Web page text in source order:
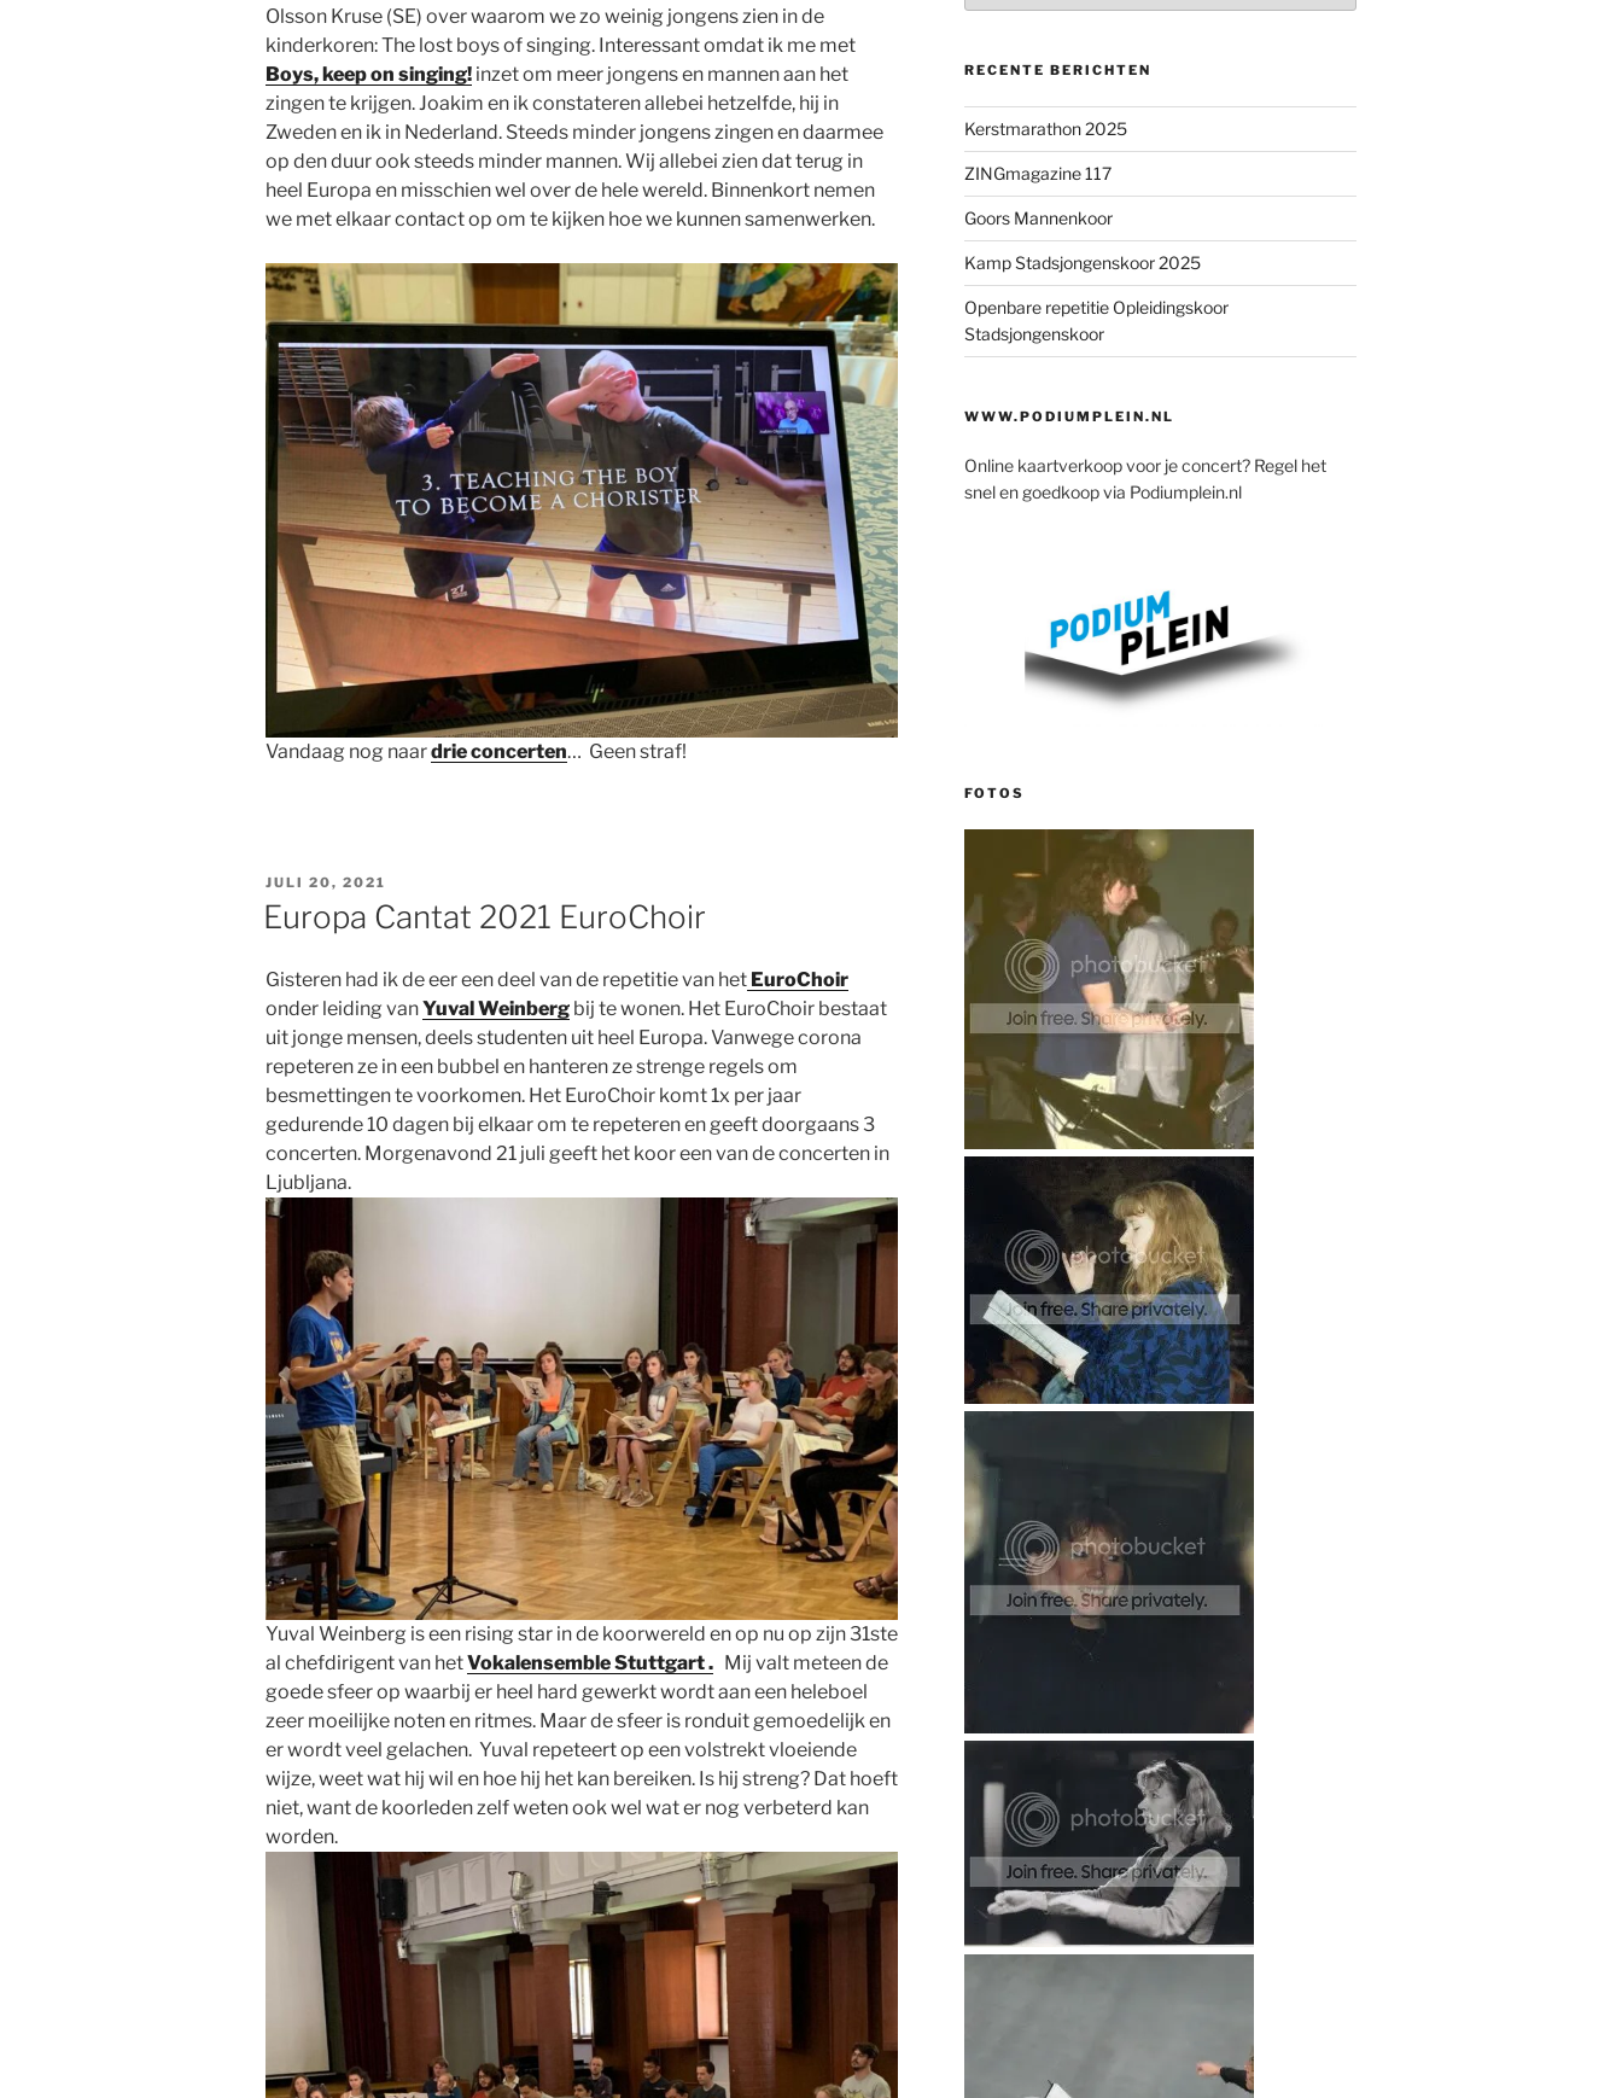
Olsson Kruse (SE) over waarom we zo weinig jongens zien in de
kinderkoren: The lost boys of singing. Interessant omdat ik me met
Boys, keep on singing! inzet om meer jongens en mannen aan het
zingen te krijgen. Joakim en ik constateren allebei hetzelfde, hij in
Zweden en ik in Nederland. Steeds minder jongens zingen en daarmee
op den duur ook steeds minder mannen. Wij allebei zien dat terug in
heel Europa en misschien wel over de hele wereld. Binnenkort nemen
we met elkaar contact op om te kijken hoe we kunnen samenwerken.
Vandaag nog naardrie concerten… Geen straf!
GEPLAATST
OP
JULI 20, 2021
Europa Cantat 2021 EuroChoir
Gisteren had ik de eer een deel van de repetitie van het EuroChoir
onder leiding vanYuval Weinberg bij te wonen. Het EuroChoir bestaat
uit jonge mensen, deels studenten uit heel Europa. Vanwege corona
repeteren ze in een bubbel en hanteren ze strenge regels om
besmettingen te voorkomen. Het EuroChoir komt 1x per jaar
gedurende 10 dagen bij elkaar om te repeteren en geeft doorgaans 3
concerten. Morgenavond 21 juli geeft het koor een van de concerten in
Ljubljana.
Yuval Weinberg is een rising star in de koorwereld en op nu op zijn 31ste
al chefdirigent van hetVokalensemble Stuttgart . Mij valt meteen de
goede sfeer op waarbij er heel hard gewerkt wordt aan een heleboel
zeer moeilijke noten en ritmes. Maar de sfeer is ronduit gemoedelijk en
er wordt veel gelachen. Yuval repeteert op een volstrekt vloeiende
wijze, weet wat hij wil en hoe hij het kan bereiken. Is hij streng? Dat hoeft
niet, want de koorleden zelf weten ook wel wat er nog verbeterd kan
worden.
RECENTE BERICHTEN
Kerstmarathon 2025
ZINGmagazine 117
Goors Mannenkoor
Kamp Stadsjongenskoor 2025
Openbare repetitie Opleidingskoor
Stadsjongenskoor
WWW.PODIUMPLEIN.NL
Online kaartverkoop voor je concert? Regel het
snel en goedkoop via Podiumplein.nl
FOTOS